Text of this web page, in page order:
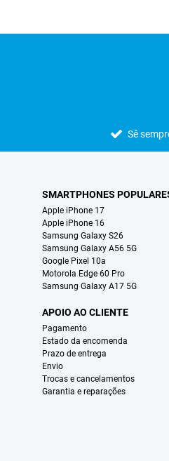
Sê
SMARTPHONES
Apple iPhone 17
Apple iPhone 16
Samsung Galaxy S26
Samsung Galaxy A56 5G
Google Pixel 10a
Motorola Edge 60 Pro
Samsung Galaxy A17 5G
APOIO AO CLIENTE
Pagamento
Estado da encomenda
Prazo de entrega
Envio
Trocas e cancelamentos
Garantia e reparações